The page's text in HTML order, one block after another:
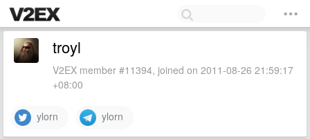
troyl
V2EX member #11394, joined on 2011-08-26 21:59:17
+08:00
ylorn ylorn